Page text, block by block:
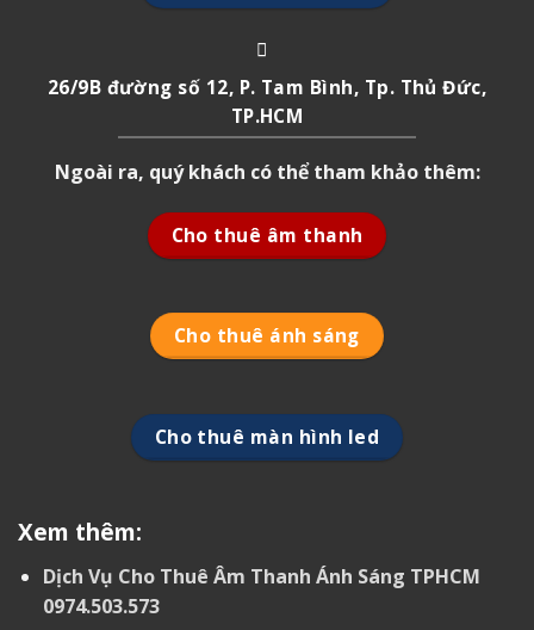
26/9B đường số 12, P. Tam Bình, Tp. Thủ Đức,
TP.HCM
Ngoài ra, quý khách có thể tham khảo thêm:
Cho thuê âm thanh
Cho thuê ánh sáng
Cho thuê màn hình led
Xem thêm:
Dịch Vụ Cho Thuê Âm Thanh Ánh Sáng TPHCM
0974.503.573